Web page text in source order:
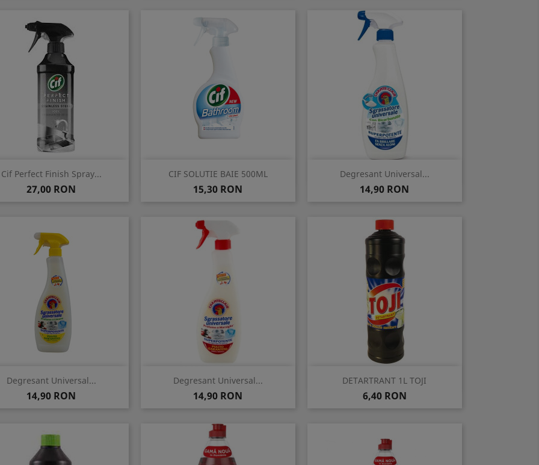
Cif Perfect Finish Spray...
Pret
27,00 RON
Vizualizare rapida CIF SOLUTIE BAIE 500ML
Pret
15,30 RON
 Vizualizare rapida Degresant Universal...
Pret
14,90 RON
Vizualizare rapida
Degresant Universal...
Pret
14,90 RON
Vizualizare rapida Degresant Universal...
Pret
14,90 RON
Vizualizare rapida DETARTRANT 1L TOJI
Pret
6,40 RON
Vizualizare rapida